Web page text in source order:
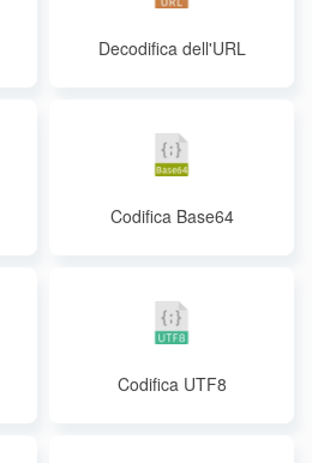
Decodifica dell'URL
Codifica Base64
Codifica UTF8